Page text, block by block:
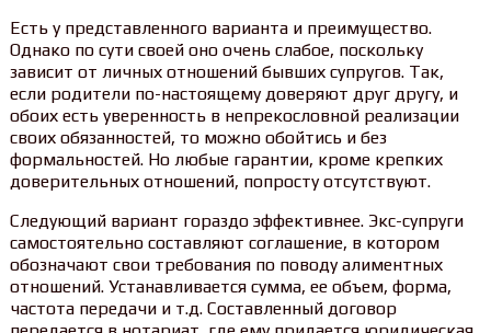
Есть у представленного варианта и преимущество.
Однако по сути своей оно очень слабое, поскольку
зависит от личных отношений бывших супругов. Так,
если родители по-настоящему доверяют друг другу, и
обоих есть уверенность в непрекословной реализации
своих обязанностей, то можно обойтись и без
формальностей. Но любые гарантии, кроме крепких
доверительных отношений, попросту отсутствуют.
Следующий вариант гораздо эффективнее. Экс-супруги
самостоятельно составляют соглашение, в котором
обозначают свои требования по поводу алиментных
отношений. Устанавливается сумма, ее объем, форма,
частота передачи и т.д. Составленный договор